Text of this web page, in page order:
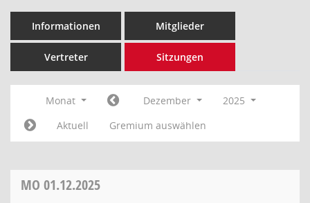
Informationen Mitglieder
Vertreter Sitzungen
Monat Dezember
2025
Aktuell
Gremium auswählen
MO 01.12.2025